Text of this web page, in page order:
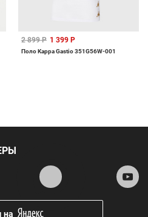
2 899 Р 1 399 Р
Поло Kappa Gastio 351G56W-001
на